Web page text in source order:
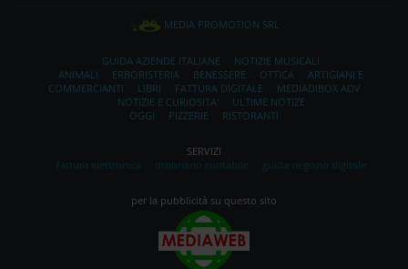
MEDIA PROMOTION SRL
GUIDA AZIENDE ITALIANE
NOTIZIE MUSICALI
ANIMALI
ERBORISTERIA BENESSERE OTTICA
ARTIGIANI E
COMMERCIANTI
LIBRI FATTURA DIGITALE
MEDIADIBOX ADV
NOTIZIE E CURIOSITA'
ULTIME NOTIZE
OGGI
PIZZERIE RISTORANTI
SERVIZI
fattura elettronica
dizionario contabile guida negozio digitale
per la pubblicità su questo sito